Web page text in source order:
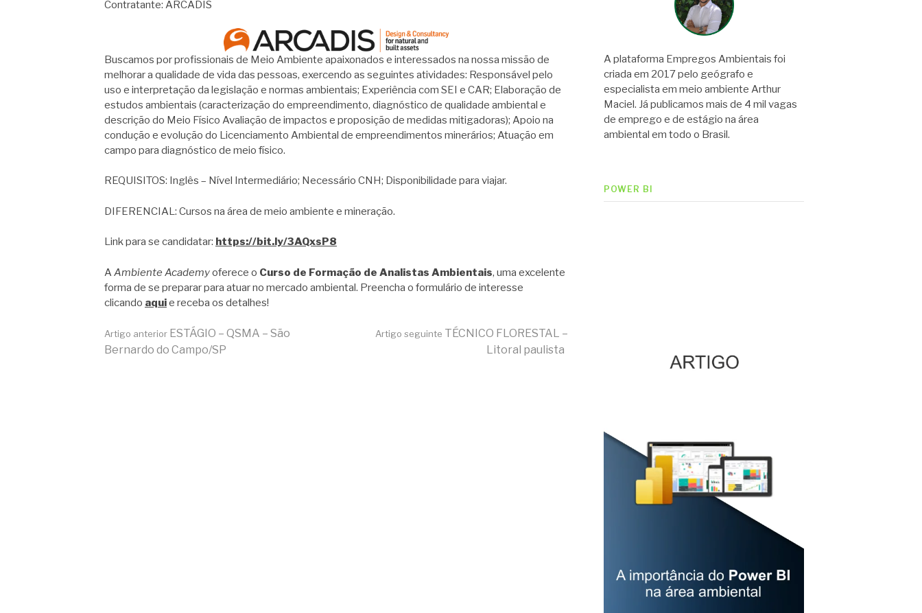
Contratante: ARCADIS
Buscamos por profissionais de Meio Ambiente apaixonados e interessados na nossa missão de
melhorar a qualidade de vida das pessoas, exercendo as seguintes atividades: Responsável pelo
uso e interpretação da legislação e normas ambientais; Experiência com SEI e CAR; Elaboração de
estudos ambientais (caracterização do empreendimento, diagnóstico de qualidade ambiental e
descrição do Meio Físico Avaliação de impactos e proposição de medidas mitigadoras); Apoio na
condução e evolução do Licenciamento Ambiental de empreendimentos minerários; Atuação em
campo para diagnóstico de meio físico.
REQUISITOS: Inglês – Nível Intermediário; Necessário CNH; Disponibilidade para viajar.
DIFERENCIAL: Cursos na área de meio ambiente e mineração.
Link para se candidatar: https://bit.ly/3AQxsP8
AAmbiente Academyoferece o Curso de Formação de Analistas Ambientais, uma excelente
forma de se preparar para atuar no mercado ambiental. Preencha o formulário de interesse
clicando aquie receba os detalhes!
Continue
Artigo anterior ESTÁGIO – QSMA – São
Bernardo do Campo/SP
Artigo seguinte TÉCNICO FLORESTAL –
Litoral paulista
A plataforma Empregos Ambientais foi
criada em 2017 pelo geógrafo e
especialista em meio ambiente Arthur
Maciel. Já publicamos mais de 4 mil vagas
de emprego e de estágio na área
ambiental em todo o Brasil.
POWER BI